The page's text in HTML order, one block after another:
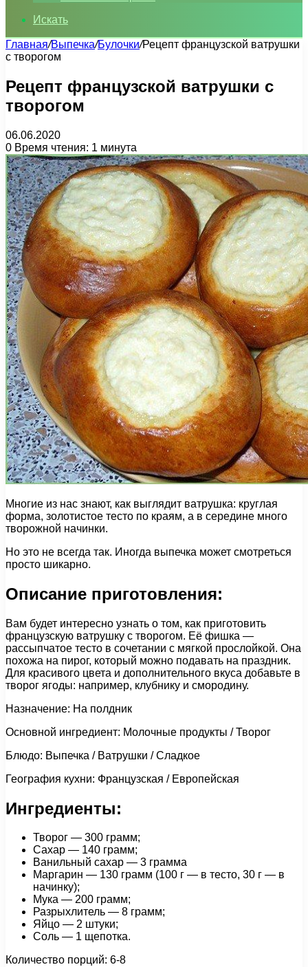
Искать
Главная/Выпечка/Булочки/Рецепт французской ватрушки
с творогом
Рецепт французской ватрушки с
творогом
06.06.2020
0 Время чтения: 1 минута
Многие из нас знают, как выглядит ватрушка: круглая
форма, золотистое тесто по краям, а в середине много
творожной начинки.
Но это не всегда так. Иногда выпечка может смотреться
просто шикарно.
Описание приготовления:
Вам будет интересно узнать о том, как приготовить
французскую ватрушку с творогом. Её фишка —
рассыпчатое тесто в сочетании с мягкой прослойкой. Она
похожа на пирог, который можно подавать на праздник.
Для красивого цвета и дополнительного вкуса добавьте в
творог ягоды: например, клубнику и смородину.
Назначение: На полдник
Основной ингредиент: Молочные продукты / Творог
Блюдо: Выпечка / Ватрушки / Сладкое
География кухни: Французская / Европейская
Ингредиенты:
Творог — 300 грамм;
Сахар — 140 грамм;
Ванильный сахар — 3 грамма
Маргарин — 130 грамм (100 г — в тесто, 30 г — в
начинку);
Мука — 200 грамм;
Разрыхлитель — 8 грамм;
Яйцо — 2 штуки;
Соль — 1 щепотка.
Количество порций: 6-8